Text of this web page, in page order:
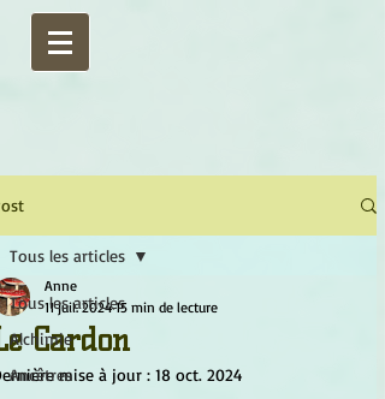
Tous les articles
Alchimie
Ancêtres
Tous les articles
Cardon
Anne
11 juil. 2024 15 min de lecture
mise à jour : 18 oct. 2024